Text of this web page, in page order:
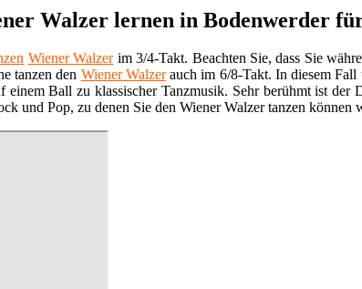
Walzer lernen in Bodenwerder
Wiener Walzerim 3/4-Takt. Beachten Sie, dass Sie
tanzen den Wiener Walzerauch im 6/8-Takt. In diesem Fall
einem Ball zu klassischer Tanzmusik. Sehr berühmt ist
und Pop, zu denen Sie den Wiener Walzer tanzen